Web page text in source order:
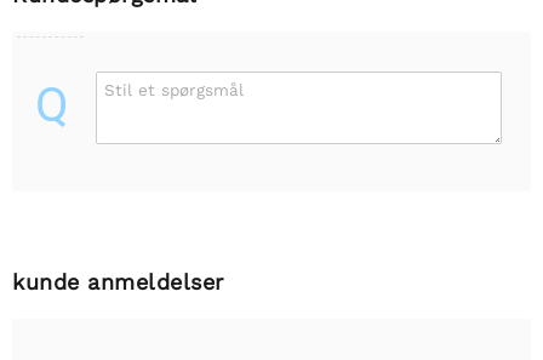
Q Stil et spørgsmål
kunde anmeldelser